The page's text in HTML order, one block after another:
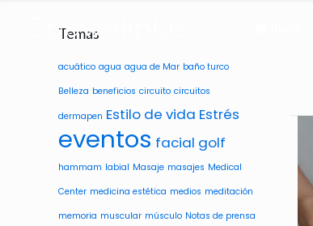
Temas
acuático agua agua de Mar baño turco
Belleza beneficios circuito circuitos
dermapen Estilo de vida Estrés
eventos facial golf
hammam labial Masaje masajes Medical
Center medicina estética medios meditación
memoria muscular músculo Notas de prensa